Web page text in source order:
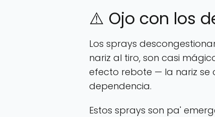
⚠️ Ojo con los
Los sprays
nariz al tiro, son casi
efecto rebote — la nariz se
dependencia.
Estos sprays son pa'